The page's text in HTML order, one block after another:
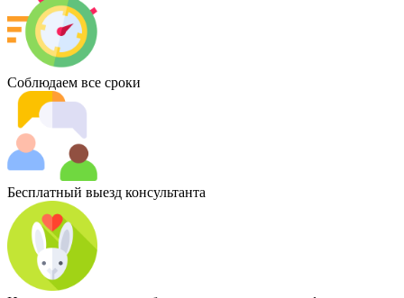
Соблюдаем все сроки
Бесплатный выезд консультанта